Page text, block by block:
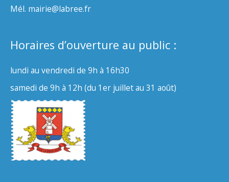
Mél. mairie@labree.fr
Horaires d’ouverture au public :
lundi au vendredi de 9h à 16h30
samedi de 9h à 12h (du 1er juillet au 31 août)